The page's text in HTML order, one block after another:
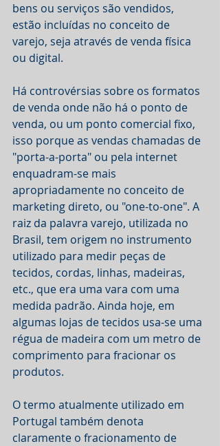
bens ou serviços são vendidos,
estão incluídas no conceito de
varejo, seja através de venda física
ou digital.
Há controvérsias sobre os formatos
de venda onde não há o ponto de
venda, ou um ponto comercial fixo,
isso porque as vendas chamadas de
"porta-a-porta" ou pela internet
enquadram-se mais
apropriadamente no conceito de
marketing direto, ou "one-to-one". A
raiz da palavra varejo, utilizada no
Brasil, tem origem no instrumento
utilizado para medir peças de
tecidos, cordas, linhas, madeiras,
etc., que era uma vara com uma
medida padrão. Ainda hoje, em
algumas lojas de tecidos usa-se uma
régua de madeira com um metro de
comprimento para fracionar os
produtos.
O termo atualmente utilizado em
Portugal também denota
claramente o fracionamento de